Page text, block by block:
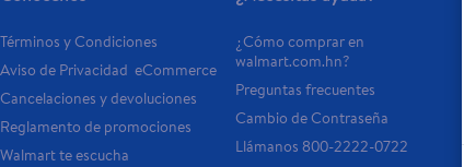
Términos y Condiciones
Aviso de Privacidad  eCommerce
Cancelaciones y devoluciones
Reglamento de promociones
Walmart te escucha
¿Cómo comprar en
walmart.com.hn?
Preguntas frecuentes
Cambio de Contraseña
Llámanos 800-2222-0722